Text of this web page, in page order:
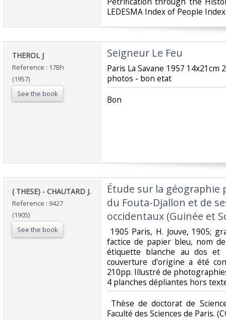
LEDESMA Index of People
‎THEROL J‎
Reference : 17Bh
(1957)
See the book
‎Seigneur Le Feu‎
‎Paris La Savane 1957
photos - bon etat‎
‎Bon ‎
‎( THESE) - CHAUTARD J.‎
Reference : 9427
(1905)
See the book
‎Étude sur la géographie
du Fouta-Djallon et de
occidentaux (Guinée et
1905 Paris, H. Jouve, 1905;
factice de papier bleu, nom
étiquette blanche au dos
couverture d'origine a été
210pp. Illustré de
4 planches dépliantes hors
Thèse de doctorat de
Faculté des Sciences de Paris.